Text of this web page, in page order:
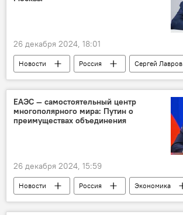
26 декабря 2024, 18:01
Новости Россия
Сергей Лавров
МИД России
Ближний Восток
Конфликт
Иран
США
Украина
ЕАЭС — самостоятельный центр
многополярного мира: Путин о
преимуществах объединения
26 декабря 2024, 15:59
Новости Россия
Экономика
ЕАЭС
Ленинградская область